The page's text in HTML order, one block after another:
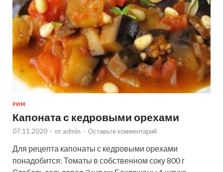
РИМ
Капоната с кедровыми орехами
07.11.2020 - от admin - Оставьте комментарий
Для рецепта капонаты с кедровыми орехами
понадобится: Томаты в собственном соку 800 г